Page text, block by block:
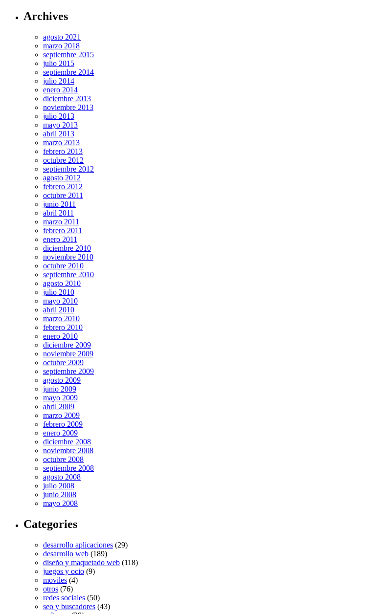
Archives
agosto 2021
marzo 2018
septiembre 2015
julio 2015
septiembre 2014
julio 2014
enero 2014
diciembre 2013
noviembre 2013
julio 2013
mayo 2013
abril 2013
marzo 2013
febrero 2013
octubre 2012
septiembre 2012
agosto 2012
febrero 2012
octubre 2011
junio 2011
abril 2011
marzo 2011
febrero 2011
enero 2011
diciembre 2010
noviembre 2010
octubre 2010
septiembre 2010
agosto 2010
julio 2010
mayo 2010
abril 2010
marzo 2010
febrero 2010
enero 2010
diciembre 2009
noviembre 2009
octubre 2009
septiembre 2009
agosto 2009
junio 2009
mayo 2009
abril 2009
marzo 2009
febrero 2009
enero 2009
diciembre 2008
noviembre 2008
octubre 2008
septiembre 2008
agosto 2008
julio 2008
junio 2008
mayo 2008
Categories
desarrollo aplicaciones (29)
desarrollo web (189)
diseño y maquetado web (118)
juegos y ocio (9)
moviles (4)
otros (76)
redes sociales (50)
seo y buscadores (43)